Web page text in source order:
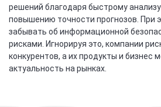
решений благодаря быстрому
повышению точности прогнозов. При
забывать об информационной
рисками. Игнорируя это, компании
конкурентов, а их продукты и бизнес
актуальность на рынках.